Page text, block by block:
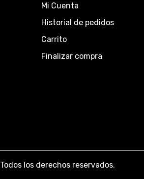
Mi Cuenta
Historial de pedidos
Carrito
Finalizar compra
Todos los derechos reservados.